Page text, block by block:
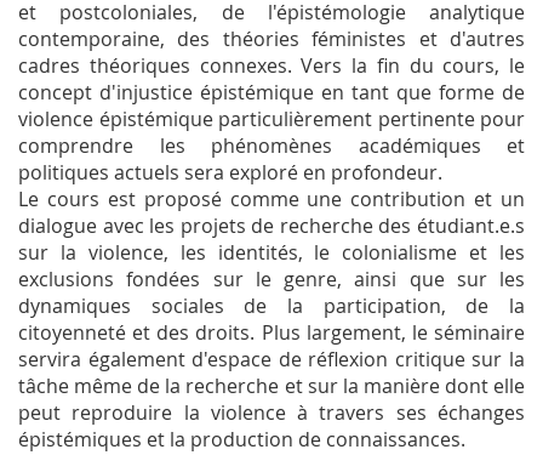
et postcoloniales, de l'épistémologie analytique
contemporaine, des théories féministes et d'autres
cadres théoriques connexes. Vers la fin du cours, le
concept d'injustice épistémique en tant que forme de
violence épistémique particulièrement pertinente pour
comprendre les phénomènes académiques et
politiques actuels sera exploré en profondeur.
Le cours est proposé comme une contribution et un
dialogue avec les projets de recherche des étudiant.e.s
sur la violence, les identités, le colonialisme et les
exclusions fondées sur le genre, ainsi que sur les
dynamiques sociales de la participation, de la
citoyenneté et des droits. Plus largement, le séminaire
servira également d'espace de réflexion critique sur la
tâche même de la recherche et sur la manière dont elle
peut reproduire la violence à travers ses échanges
épistémiques et la production de connaissances.